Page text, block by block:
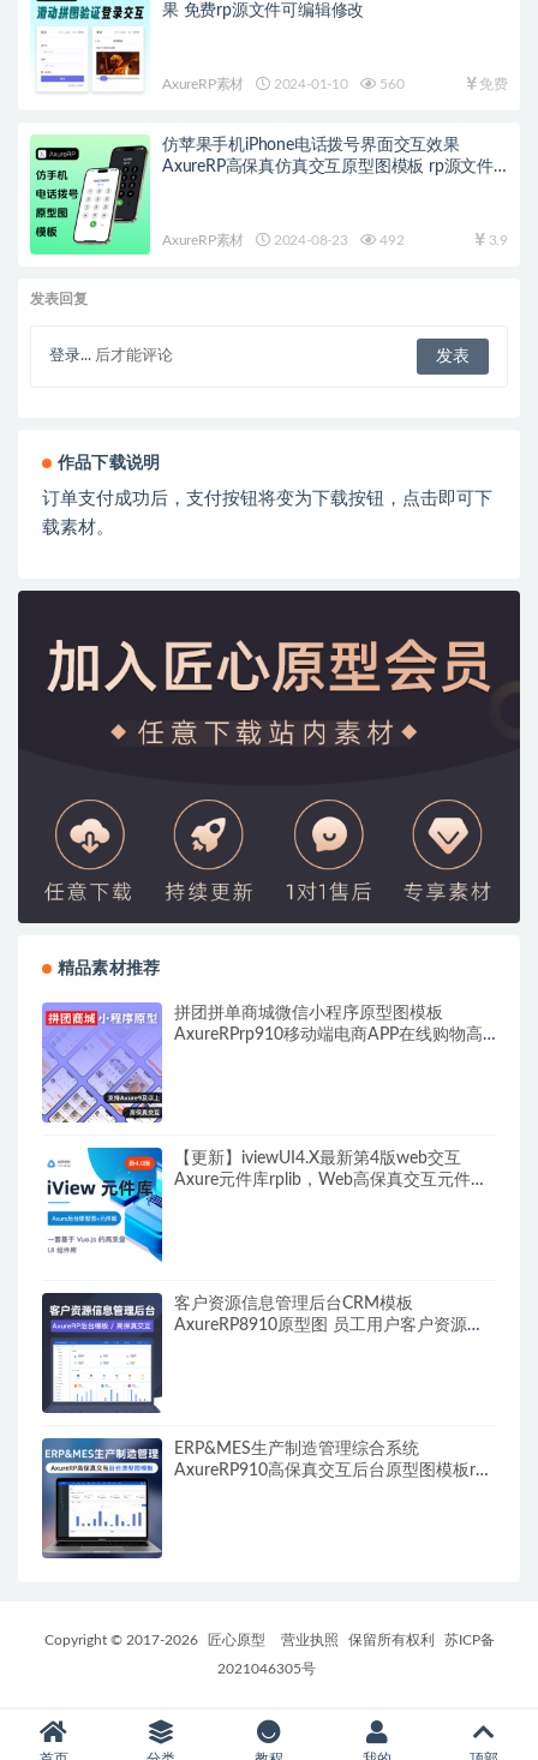
果 免费rp源文件可编辑修改
AxureRP素材 2024-01-10 560 免费
仿苹果手机iPhone电话拨号界面交互效果
AxureRP高保真仿真交互原型图模板 rp源文件
AxureRP素材 2024-08-23 492 3.9
发表回复
登录... 后才能评论
作品下载说明
订单支付成功后，支付按钮将变为下载按钮，点击即可下
载素材。
精品素材推荐
拼团拼单商城微信小程序原型图模板
AxureRPrp910移动端电商APP在线购物高
【更新】iviewUI4.X最新第4版web交互
Axure元件库rplib，Web高保真交互元件库
客户资源信息管理后台CRM模板
AxureRP8910原型图 员工用户客户资源商
ERP&MES生产制造管理综合系统
AxureRP910高保真交互后台原型图模板rp
Copyright © 2017-2026 匠心原型 营业执照 保留所有权利
苏ICP备
2021046305号